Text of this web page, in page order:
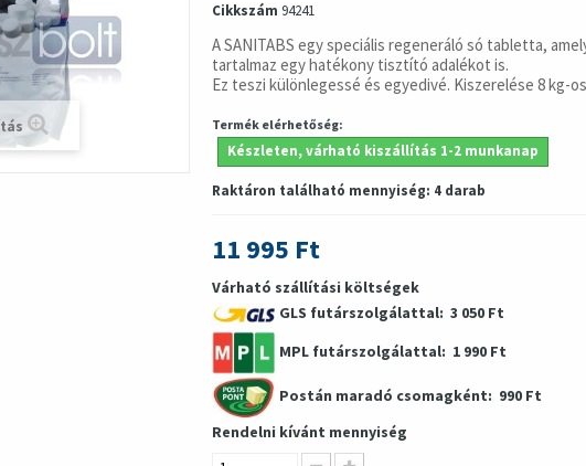
Cikkszám 94241
A SANITABS egy speciális regeneráló só tabletta,
tartalmaz egy hatékony tisztító adalékot is.
Ez teszi különlegessé és egyedivé. Kiszerelése 8 kg-
Termék elérhetőség:
Készleten, várható kiszállítás 1-2 munkanap
Raktáron található mennyiség: 4 darab
11 995 Ft
Várható szállítási költségek
GLS futárszolgálattal: 3 050 Ft
MPL futárszolgálattal: 1 990 Ft
Postán maradó csomagként: 990 Ft
Rendelni kívánt mennyiség